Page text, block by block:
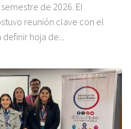
de 2026. El
reunión clave con el
hoja de...